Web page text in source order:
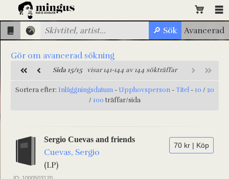
Gör om avancerad sökning
Sida 15/15visar 141-144 av 144 sökträffar
Sortera efter: Inläggningsdatum - Upphovsperson -Titel - 10 / 20
/ 100 träffar/sida
70 kr | Köp
Sergio Cuevas and friends
Cuevas, Sergio
(LP)